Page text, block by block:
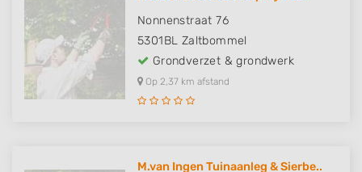
Nonnenstraat 76
5301BL Zaltbommel
Grondverzet & grondwerk
Op 2,37 km afstand
M.van Ingen Tuinaanleg & Sierbe..